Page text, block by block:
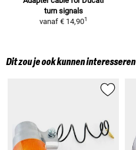
turn signals
vanaf € 14,901
Dit zou je ook kunnen interesseren